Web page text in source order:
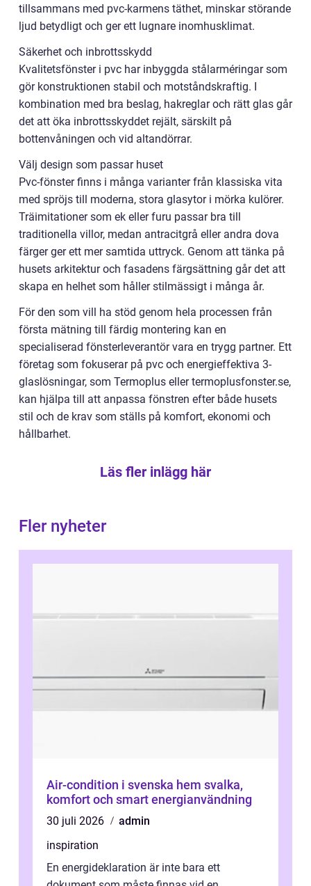
tillsammans med pvc-karmens täthet, minskar störande
ljud betydligt och ger ett lugnare inomhusklimat.
Säkerhet och inbrottsskydd
Kvalitetsfönster i pvc har inbyggda stålarméringar som
gör konstruktionen stabil och motståndskraftig. I
kombination med bra beslag, hakreglar och rätt glas går
det att öka inbrottsskyddet rejält, särskilt på
bottenvåningen och vid altandörrar.
Välj design som passar huset
Pvc-fönster finns i många varianter från klassiska vita
med spröjs till moderna, stora glasytor i mörka kulörer.
Träimitationer som ek eller furu passar bra till
traditionella villor, medan antracitgrå eller andra dova
färger ger ett mer samtida uttryck. Genom att tänka på
husets arkitektur och fasadens färgsättning går det att
skapa en helhet som håller stilmässigt i många år.
För den som vill ha stöd genom hela processen från
första mätning till färdig montering kan en
specialiserad fönsterleverantör vara en trygg partner. Ett
företag som fokuserar på pvc och energieffektiva 3-
glaslösningar, som Termoplus eller termoplusfonster.se,
kan hjälpa till att anpassa fönstren efter både husets
stil och de krav som ställs på komfort, ekonomi och
hållbarhet.
Läs fler inlägg här
Fler nyheter
Air-condition i svenska hem svalka,
komfort och smart energianvändning
30 juli 2026
admin
inspiration
En energideklaration är inte bara ett